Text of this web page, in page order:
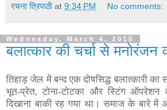
रचना त्रिपाठी at 9:34 PM No comments:
Wednesday, March 4, 2015
बलात्कार की चर्चा से मनोरंजन
तिहाड़ जेल में बन्द एक दोषसिद्ध बलात्कारी का
भूत-प्रेत, टोना-टोटका और स्टिंग ऑपरेशन
दिखाना बाकी रह गया था। समाज के बारे